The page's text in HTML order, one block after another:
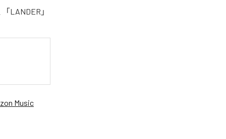
LANDER」
Music